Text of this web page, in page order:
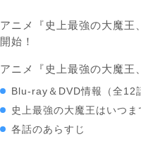
アニメ『史上最強の大魔王
開始！
アニメ『史上最強の大魔王
Blu-ray＆DVD情報（全12
史上最強の大魔王はいつま
各話のあらすじ